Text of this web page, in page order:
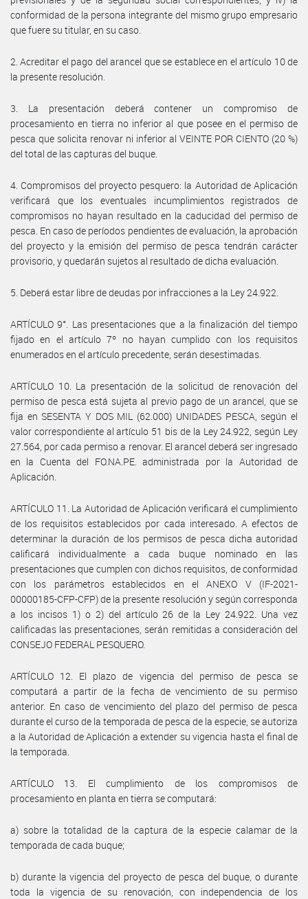
conformidad de la persona integrante del mismo grupo empresario
que fuere su titular, en su caso.
2. Acreditar el pago del arancel que se establece en el artículo 10 de
la presente resolución.
3. La presentación deberá contener un compromiso de
procesamiento en tierra no inferior al que posee en el permiso de
pesca que solicita renovar ni inferior al VEINTE POR CIENTO (20 %)
del total de las capturas del buque.
4. Compromisos del proyecto pesquero: la Autoridad de Aplicación
verificará que los eventuales incumplimientos registrados de
compromisos no hayan resultado en la caducidad del permiso de
pesca. En caso de períodos pendientes de evaluación, la aprobación
del proyecto y la emisión del permiso de pesca tendrán carácter
provisorio, y quedarán sujetos al resultado de dicha evaluación.
5. Deberá estar libre de deudas por infracciones a la Ley 24.922.
ARTÍCULO 9°. Las presentaciones que a la finalización del tiempo
fijado en el artículo 7º no hayan cumplido con los requisitos
enumerados en el artículo precedente, serán desestimadas.
ARTÍCULO 10. La presentación de la solicitud de renovación del
permiso de pesca está sujeta al previo pago de un arancel, que se
fija en SESENTA Y DOS MIL (62.000) UNIDADES PESCA, según el
valor correspondiente al artículo 51 bis de la Ley 24.922, según Ley
27.564, por cada permiso a renovar. El arancel deberá ser ingresado
en la Cuenta del FO.NA.PE. administrada por la Autoridad de
Aplicación.
ARTÍCULO 11. La Autoridad de Aplicación verificará el cumplimiento
de los requisitos establecidos por cada interesado. A efectos de
determinar la duración de los permisos de pesca dicha autoridad
calificará individualmente a cada buque nominado en las
presentaciones que cumplen con dichos requisitos, de conformidad
con los parámetros establecidos en el ANEXO V (IF-2021-
00000185-CFP-CFP) de la presente resolución y según corresponda
a los incisos 1) o 2) del artículo 26 de la Ley 24.922. Una vez
calificadas las presentaciones, serán remitidas a consideración del
CONSEJO FEDERAL PESQUERO.
ARTÍCULO 12. El plazo de vigencia del permiso de pesca se
computará a partir de la fecha de vencimiento de su permiso
anterior. En caso de vencimiento del plazo del permiso de pesca
durante el curso de la temporada de pesca de la especie, se autoriza
a la Autoridad de Aplicación a extender su vigencia hasta el final de
la temporada.
ARTÍCULO 13. El cumplimiento de los compromisos de
procesamiento en planta en tierra se computará:
a) sobre la totalidad de la captura de la especie calamar de la
temporada de cada buque;
b) durante la vigencia del proyecto de pesca del buque, o durante
toda la vigencia de su renovación, con independencia de los